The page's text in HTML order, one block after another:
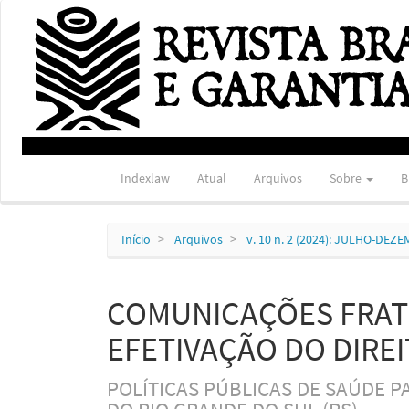
Navegação
Principal
Conteúdo
principal
Barra
Lateral
Indexlaw Atual Arquivos Sobre
Início Arquivos v. 10 n. 2 (2024): JULHO-
COMUNICAÇÕES
EFETIVAÇÃO DO
POLÍTICAS PÚBLICAS DE SAÚDE